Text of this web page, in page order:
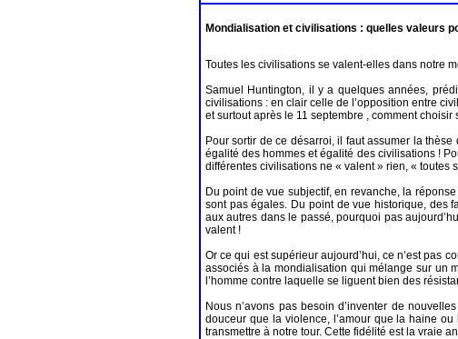
Mondialisation et civilisations : quelles valeurs
Toutes les civilisations se valent-elles dans notre
Samuel Huntington, il y a quelques années,
civilisations : en clair celle de l’opposition entre
et surtout après le 11 septembre , comment
Pour sortir de ce désarroi, il faut assumer la
égalité des hommes et égalité des civilisations !
différentes civilisations ne « valent » rien, «
Du point de vue subjectif, en revanche, la
sont pas égales. Du point de vue historique, des
aux autres dans le passé, pourquoi pas
valent !
Or ce qui est supérieur aujourd’hui, ce n’est pas
associés à la mondialisation qui mélange sur un
l’homme contre laquelle se liguent bien des
Nous n’avons pas besoin d’inventer de
douceur que la violence, l’amour que la haine
transmettre à notre tour. Cette fidélité est la vraie